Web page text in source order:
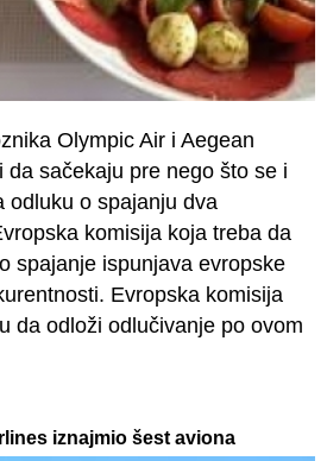
Olympic Air i Aegean
da sačekaju pre nego što se i
odluku o spajanju dva
komisija koja treba da
spajanje ispunjava evropske
Evropska komisija
da odloži odlučivanje po ovom
iznajmio šest aviona